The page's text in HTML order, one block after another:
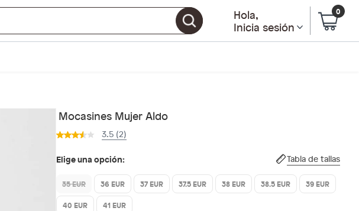
e
B
Hola,
Inicia sesión
0
Mocasines Mujer Aldo
3.5 (2)
Elige una opción: Tabla de tallas
35 EUR 36 EUR 37 EUR 37.5 EUR 38 EUR 38.5 EUR
39 EUR
40 EUR
41 EUR